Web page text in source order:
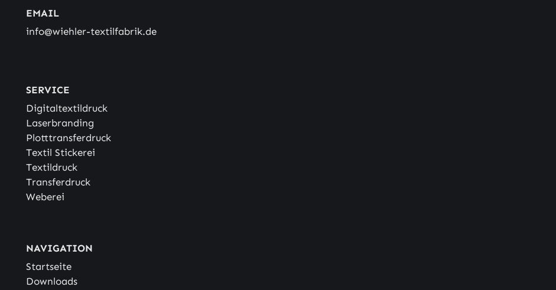
EMAIL
info@wiehler-textilfabrik.de
SERVICE
Digitaltextildruck
Laserbranding
Plotttransferdruck
Textil Stickerei
Textildruck
Transferdruck
Weberei
NAVIGATION
Startseite
Downloads